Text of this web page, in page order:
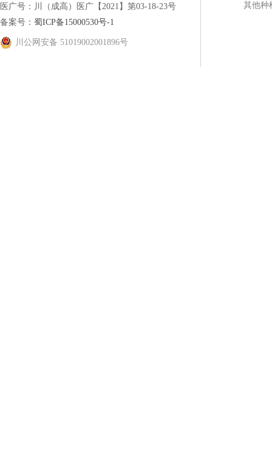
医广号：川（成高）医广【2021】第03-18-23号
备案号： 蜀ICP备15000530号-1
川公网安备 51019002001896号
其他种